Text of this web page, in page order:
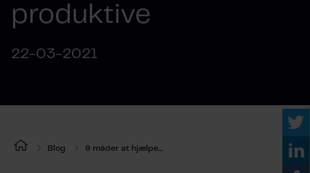
produktive
22-03-2021
Blog 9 måder at hjælpe...